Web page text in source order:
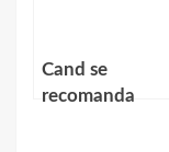
Cand se
recomanda